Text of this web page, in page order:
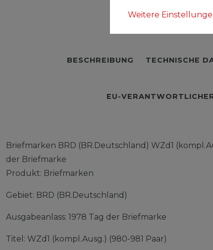
BESCHREIBUNG TECHNISCHE
EU-
Briefmarken BRD (BR.Deutschland) WZd1
der Briefmarke
Produkt: Briefmarken
Gebiet: BRD (BR.Deutschland)
Ausgabeanlass: 1978 Tag der Briefmarke
Titel: WZd1 (kompl.Ausg.) (980-981 Paar)
Weitere